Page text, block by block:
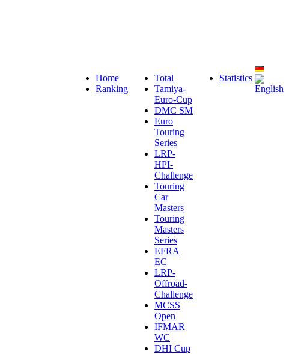
Home
Ranking
Total
Tamiya-
Euro-Cup
DMC SM
Euro
Touring
Series
LRP-
HPI-
Challenge
Touring
Car
Masters
Touring
Masters
Series
EFRA
EC
LRP-
Offroad-
Challenge
MCSS
Open
IFMAR
WC
DHI Cup
Statistics